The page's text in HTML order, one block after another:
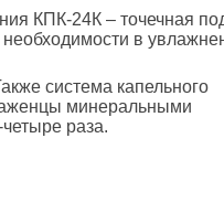
КПК-24К – точечная
в
система капельного
минеральными
раза.